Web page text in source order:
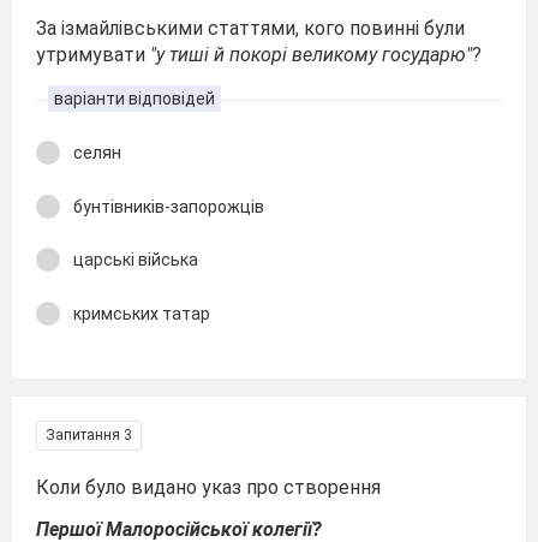
За ізмайлівськими статтями, кого повинні були
утримувати "у тиші й покорі великому государю"?
варіанти відповідей
селян
бунтівників-запорожців
царські війська
кримських татар
Запитання 3
Коли було видано указ про створення
Першої Малоросійської колегії?